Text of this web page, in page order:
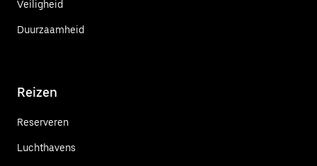
Veiligheid
Duurzaamheid
Reizen
Reserveren
Luchthavens